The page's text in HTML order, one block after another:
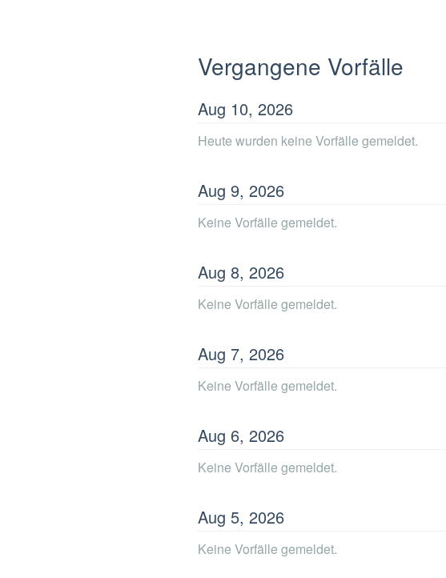
Vergangene Vorfälle
Aug 10, 2026
Heute wurden keine Vorfälle gemeldet.
Aug 9, 2026
Keine Vorfälle gemeldet.
Aug 8, 2026
Keine Vorfälle gemeldet.
Aug 7, 2026
Keine Vorfälle gemeldet.
Aug 6, 2026
Keine Vorfälle gemeldet.
Aug 5, 2026
Keine Vorfälle gemeldet.